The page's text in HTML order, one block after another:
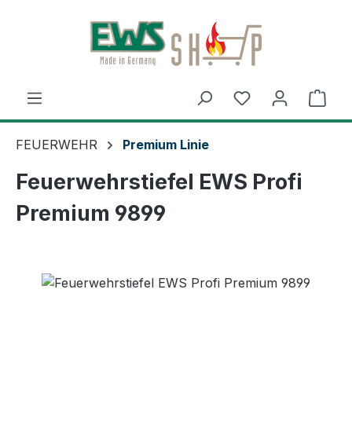
Zum Hauptinhalt springen
FEUERWEHR Premium Linie
Feuerwehrstiefel EWS Profi
Premium 9899